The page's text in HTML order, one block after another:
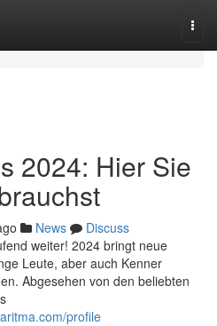
2024: Hier Sie
News
Discuss
weiter! 2024 bringt neue
Leute, aber auch Kenner
Abgesehen von den beliebten
profile